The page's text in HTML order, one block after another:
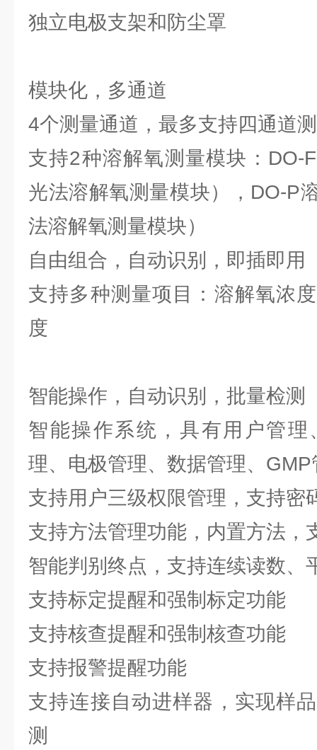
独立电极支架和防尘罩
模块化，多通道
4个测量通道，最多支持四通道
支持2种溶解氧测量模块：DO-
光法溶解氧测量模块），DO-P
法溶解氧测量模块）
自由组合，自动识别，即插即用
支持多种测量项目：溶解氧浓
度
智能操作，自动识别，批量检测
智能操作系统，具有用户管
理、电极管理、数据管理、
支持用户三级权限管理，支持密
支持方法管理功能，内置方法，
智能判别终点，支持连续读数、
支持标定提醒和强制标定功能
支持核查提醒和强制核查功能
支持报警提醒功能
支持连接自动进样器，实现样
测